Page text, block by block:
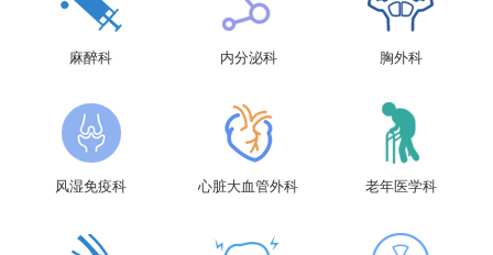
麻醉科 内分泌科 胸外科
风湿免疫科 心脏大血管外科 老年医学科